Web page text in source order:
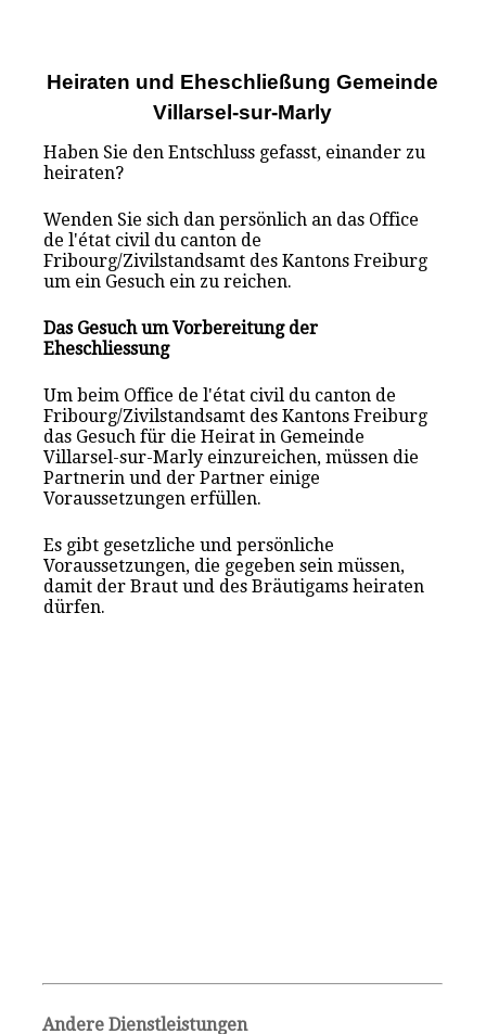
Heiraten und Eheschließung Gemeinde
Villarsel-sur-Marly
Haben Sie den Entschluss gefasst, einander zu
heiraten?
Wenden Sie sich dan persönlich an das Office
de l'état civil du canton de
Fribourg/Zivilstandsamt des Kantons Freiburg
um ein Gesuch ein zu reichen.
Das Gesuch um Vorbereitung der
Eheschliessung
Um beim Office de l'état civil du canton de
Fribourg/Zivilstandsamt des Kantons Freiburg
das Gesuch für die Heirat in Gemeinde
Villarsel-sur-Marly einzureichen, müssen die
Partnerin und der Partner einige
Voraussetzungen erfüllen.
Es gibt gesetzliche und persönliche
Voraussetzungen, die gegeben sein müssen,
damit der Braut und des Bräutigams heiraten
dürfen.
Andere Dienstleistungen